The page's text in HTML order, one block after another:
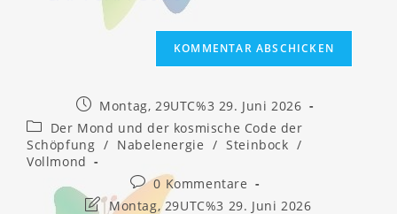
Beitrag
veröffentlicht:
Montag, 29UTC%3 29. Juni 2026
Beitrags-
Kategorie:
Der Mond und der kosmische Code der
Schöpfung / Nabelenergie / Steinbock /
Vollmond
Beitrags-
Kommentare:
0 Kommentare
BeitragMontag, 29UTC%3 29. Juni 2026